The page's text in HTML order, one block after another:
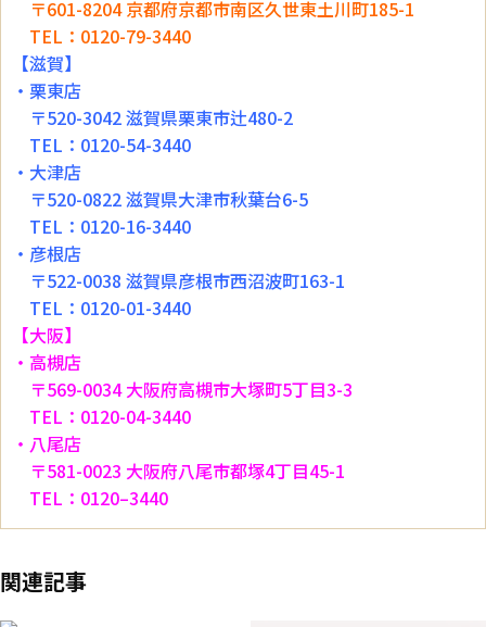
〒601-8204 京都府京都市南区久世東土川町185-1
TEL：0120-79-3440
【滋賀】
・栗東店
〒520-3042 滋賀県栗東市辻480-2
TEL：0120-54-3440
・大津店
〒520-0822 滋賀県大津市秋葉台6-5
TEL：0120-16-3440
・彦根店
〒522-0038 滋賀県彦根市西沼波町163-1
TEL：0120-01-3440
【大阪】
・高槻店
〒569-0034 大阪府高槻市大塚町5丁目3-3
TEL：0120-04-3440
・八尾店
〒581-0023 大阪府八尾市都塚4丁目45-1
TEL：0120–3440
関連記事